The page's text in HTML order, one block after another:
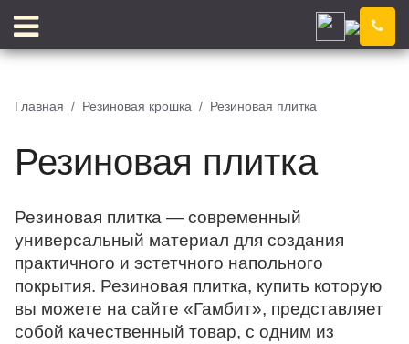
Оренбург
Доставка Контакты
Главная Резиновая крошка Резиновая плитка
Резиновая плитка
Резиновая плитка — современный
универсальный материал для создания
практичного и эстетчного напольного
покрытия. Резиновая плитка, купить которую
вы можете на сайте «Гамбит», представляет
собой качественный товар, с одним из